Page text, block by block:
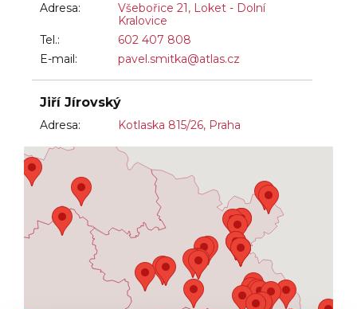
Adresa:
Všebořice 21, Loket - Dolní
Kralovice
Tel.:
602 407 808
E-mail:
pavel.smitka@atlas.cz
Jiří Jírovský
Adresa:
Kotlaska 815/26, Praha
Tel.:
606 838 915
E-mail:
jirovskyjiri@seznam.cz
David Bystričan
Adresa:
Karlínské náměstí 238/6, Praha
774 832 432
info@strechybystrican.cz
www.strechybystrican.cz